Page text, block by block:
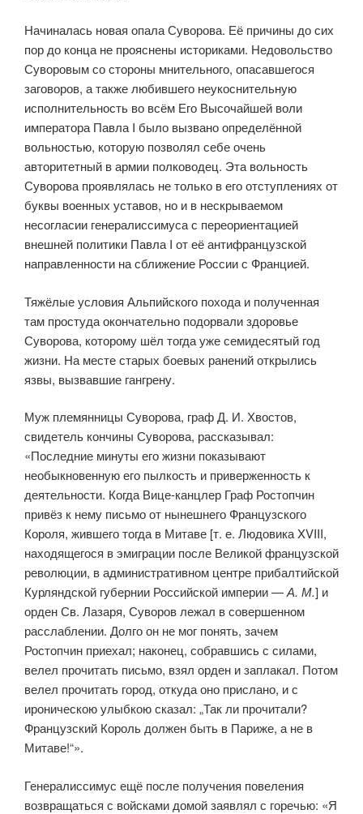
Начиналась новая опала Суворова. Её причины до сих
пор до конца не прояснены историками. Недовольство
Суворовым со стороны мнительного, опасавшегося
заговоров, а также любившего неукоснительную
исполнительность во всём Его Высочайшей воли
императора Павла I было вызвано определённой
вольностью, которую позволял себе очень
авторитетный в армии полководец. Эта вольность
Суворова проявлялась не только в его отступлениях от
буквы военных уставов, но и в нескрываемом
несогласии генералиссимуса с переориентацией
внешней политики Павла I от её антифранцузской
направленности на сближение России с Францией.
Тяжёлые условия Альпийского похода и полученная
там простуда окончательно подорвали здоровье
Суворова, которому шёл тогда уже семидесятый год
жизни. На месте старых боевых ранений открылись
язвы, вызвавшие гангрену.
Муж племянницы Суворова, граф Д. И. Хвостов,
свидетель кончины Суворова, рассказывал:
«Последние минуты его жизни показывают
необыкновенную его пылкость и приверженность к
деятельности. Когда Вице-канцлер Граф Ростопчин
привёз к нему письмо от нынешнего Французского
Короля, жившего тогда в Митаве [т. е. Людовика XVIII,
находящегося в эмиграции после Великой французской
революции, в административном центре прибалтийской
Курляндской губернии Российской империи —А. М.] и
орден Св. Лазаря, Суворов лежал в совершенном
расслаблении. Долго он не мог понять, зачем
Ростопчин приехал; наконец, собравшись с силами,
велел прочитать письмо, взял орден и заплакал. Потом
велел прочитать город, откуда оно прислано, и с
ироническою улыбкою сказал: „Так ли прочитали?
Французский Король должен быть в Париже, а не в
Митаве!“».
Генералиссимус ещё после получения повеления
возвращаться с войсками домой заявлял с горечью: «Я